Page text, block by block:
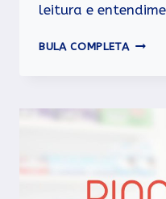
leitura e
BULA COMPLETA